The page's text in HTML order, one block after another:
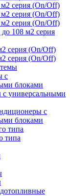
серия (On/Off)
серия (On/Off)
серия (On/Off)
108 м2 серия
серия (On/Off)
серия (On/Off)
с
блоками
универсальными
с
блоками
типа
типа